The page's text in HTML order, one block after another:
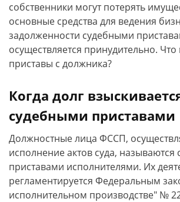
собственники могут потерять
основные средства для ведения
задолженности судебными
осуществляется принудительно. Что
приставы с должника?
Когда долг
судебными приставами
Должностные лица ФССП,
исполнение актов суда,
приставами исполнителями. Их
регламентируется Федеральным
исполнительном производстве" №